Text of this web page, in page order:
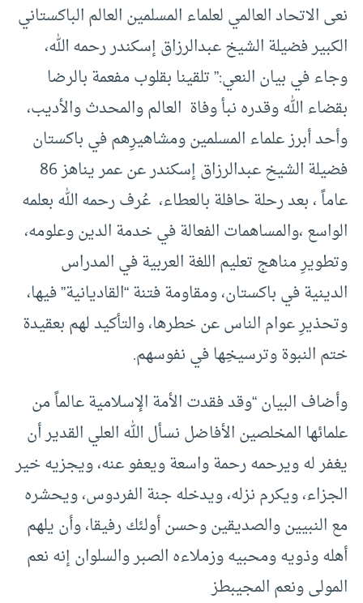
نعى الاتحاد العالمي لعلماء المسلمين العالم الباكستاني
الكبير فضيلة الشيخ عبدالرزاق إسكندر رحمه الله،
وجاء في بيان النعي:” تلقينا بقلوب مفعمة بالرضا
بقضاء الله وقدره نبأ وفاة العالم والمحدث والأديب،
وأحد أبرز علماء المسلمين ومشاهيرِهم في باكستان
فضيلة الشيخ عبدالرزاق إسكندر عن عمر يناهز 86
عاماً ، بعد رحلة حافلة بالعطاء، عُرف رحمه الله بعلمه
الواسع ،والمساهمات الفعالة في خدمة الدين وعلومه،
وتطويرِ مناهج تعليم اللغة العربية في المدراس
الدينية في باكستان، ومقاومة فتنة “القاديانية” فيها،
وتحذيرِ عوام الناس عن خطرها، والتأكيد لهم بعقيدة
ختم النبوة وترسيخِها في نفوسهم.
وأضاف البيان “وقد فقدت الأمة الإسلامية عالماً من
علمائها المخلصين الأفاضل نسأل الله العلي القدير أن
يغفر له ويرحمه رحمة واسعة ويعفو عنه، ويجزيه خير
الجزاء، ويكرم نزله، ويدخله جنة الفردوس، ويحشره
مع النبيين والصديقين وحسن أولئك رفيقا، وأن يلهم
أهله وذويه ومحبيه وزملاءه الصبر والسلوان إنه نعم
المولى ونعم المجيبطز